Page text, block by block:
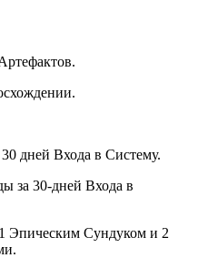
дней Входа в Систему.
за 30-дней Входа в
Эпическим Сундуком и 2